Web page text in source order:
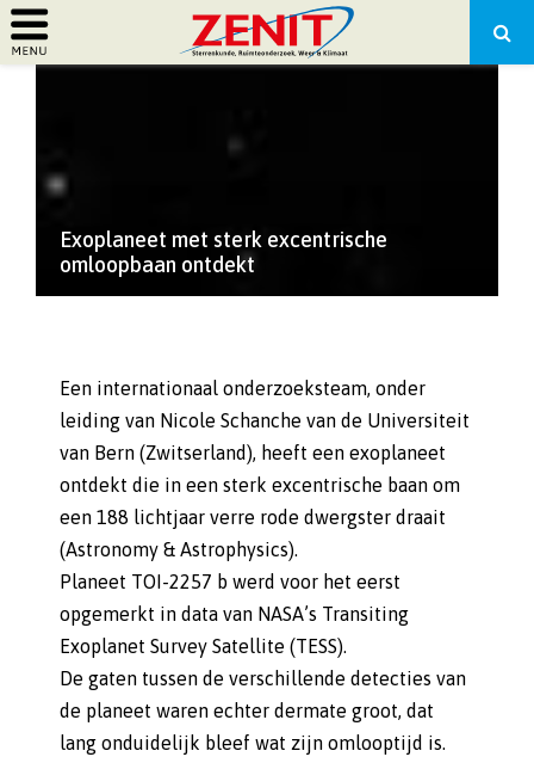
PRIMARY
Exoplaneet met sterk excentrische
omloopbaan ontdekt
Een internationaal onderzoeksteam, onder
leiding van Nicole Schanche van de Universiteit
van Bern (Zwitserland), heeft een exoplaneet
ontdekt die in een sterk excentrische baan om
een 188 lichtjaar verre rode dwergster draait
(Astronomy & Astrophysics).
Planeet TOI-2257 b werd voor het eerst
opgemerkt in data van NASA’s Transiting
Exoplanet Survey Satellite (TESS).
De gaten tussen de verschillende detecties van
de planeet waren echter dermate groot, dat
lang onduidelijk bleef wat zijn omlooptijd is.